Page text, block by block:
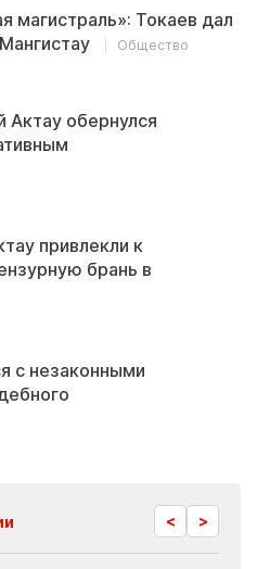
магистраль»: Токаев дал
Общество
Актау обернулся
привлекли к
брань в
с незаконными
< >